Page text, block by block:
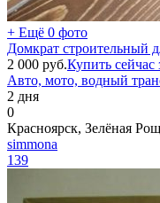
+ Ещё 0 фото
Домкрат строительный
2 000 руб.Купить сейчас
Авто, мото, водный
2 дня
0
Красноярск, Зелёная
simmona
139